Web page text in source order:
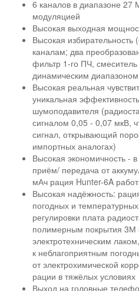
6 каналов в диапазоне 27
модуляцией
Высокая выходная
Высокая
каналам; два
фильтр 1-го ПЧ,
динамическим
Высокая реальная
уникальная
шумоподавителя
сигналом 0,05 - 0,07 мкВ,
сигнал, открывающий
импортных аналогах)
Высокая экономичность -
приём/ передача от
мАч рация Hunter-6A
Высокая надёжность:
погодных и
регулировки плата
полимерным покрытия 3М
электротехническим
к неблагоприятным
от электрохимической
рации в тяжёлых условиях
Выход на головные